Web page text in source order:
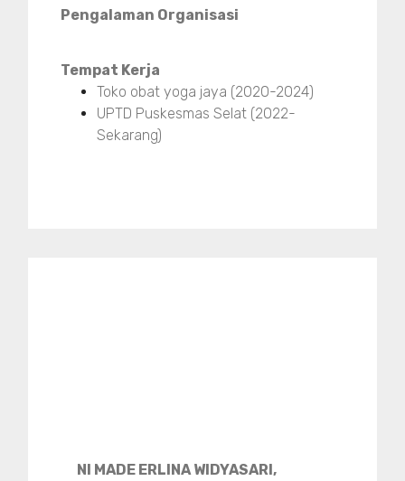
Pengalaman Organisasi
Tempat Kerja
Toko obat yoga jaya (2020-2024)
UPTD Puskesmas Selat (2022-
Sekarang)
NI MADE ERLINA WIDYASARI,